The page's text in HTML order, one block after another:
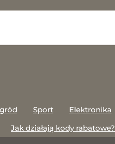
Sport Elektronika
Jak działają kody rabatowe?